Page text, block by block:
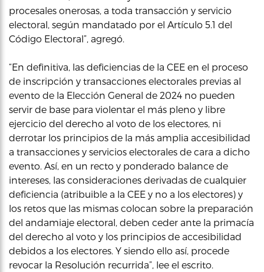
procesales onerosas, a toda transacción y servicio
electoral, según mandatado por el Artículo 5.1 del
Código Electoral”, agregó.
“En definitiva, las deficiencias de la CEE en el proceso
de inscripción y transacciones electorales previas al
evento de la Elección General de 2024 no pueden
servir de base para violentar el más pleno y libre
ejercicio del derecho al voto de los electores, ni
derrotar los principios de la más amplia accesibilidad
a transacciones y servicios electorales de cara a dicho
evento. Así, en un recto y ponderado balance de
intereses, las consideraciones derivadas de cualquier
deficiencia (atribuible a la CEE y no a los electores) y
los retos que las mismas colocan sobre la preparación
del andamiaje electoral, deben ceder ante la primacía
del derecho al voto y los principios de accesibilidad
debidos a los electores. Y siendo ello así, procede
revocar la Resolución recurrida”, lee el escrito.